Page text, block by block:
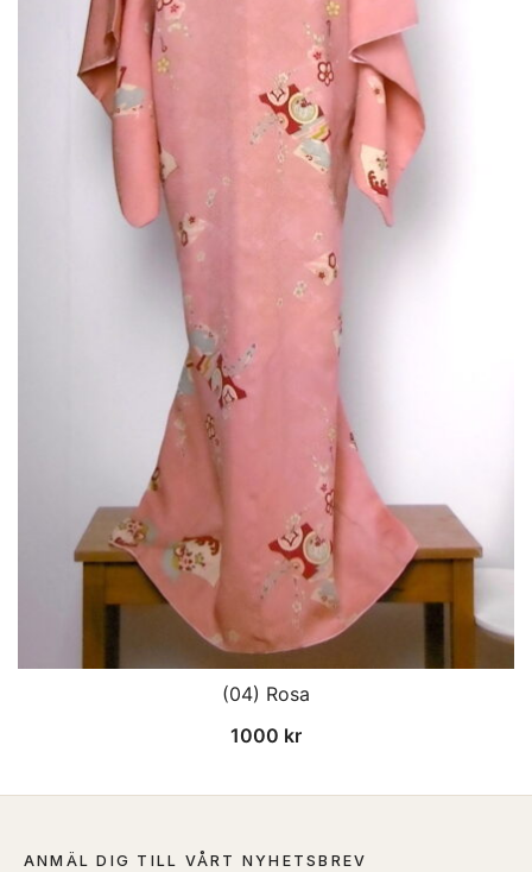
(04) Rosa
1000 kr
ANMÄL DIG TILL VÅRT NYHETSBREV